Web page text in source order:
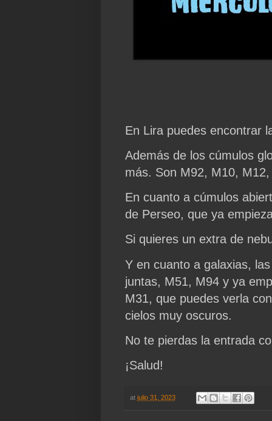
En Lira puedes encontrar
Además de los cúmulos
más. Son M92, M10,
En cuanto a cúmulos
de Perseo, que ya
Si quieres un extra de
Y en cuanto a galaxias,
juntas, M51, M94 y ya
M31, que puedes verla
cielos muy oscuros.
No te pierdas la entrada
¡Salud!
at julio 31, 2023